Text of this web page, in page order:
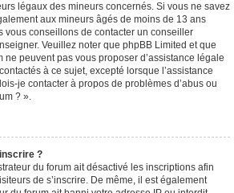
légaux des mineurs concernés. Si vous ne savez
aux mineurs âgés de moins de 13 ans
vous conseillons de contacter un conseiller
Veuillez noter que phpBB Limited et que
ne peuvent pas vous proposer d’assistance légale
à ce sujet, excepté lorsque l’assistance
je contacter à propos de problèmes d’abus ou
? ».
?
du forum ait désactivé les inscriptions afin
de s’inscrire. De même, il est également